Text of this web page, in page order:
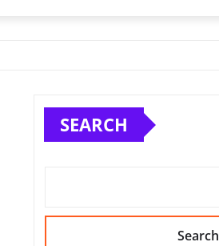
SEARCH
Search